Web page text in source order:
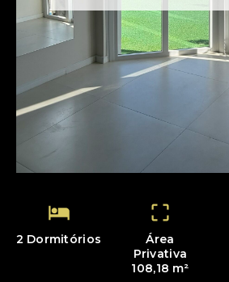
2 Dormitórios
Área
Privativa
108,18 m²